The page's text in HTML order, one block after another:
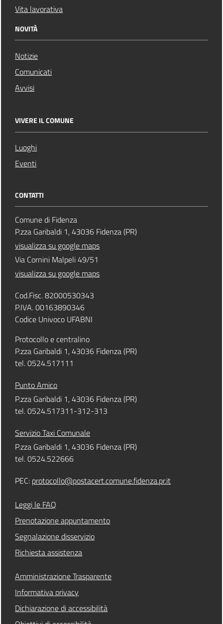
Vita lavorativa
NOVITÀ
Notizie
Comunicati
Avvisi
VIVERE IL COMUNE
Luoghi
Eventi
CONTATTI
Comune di Fidenza
P.zza Garibaldi 1, 43036 Fidenza (PR)
visualizza su google maps
Via Cornini Malpeli 49/51
visualizza su google maps
Cod.Fisc. 82000530343
P.IVA. 00163890346
Codice Univoco UFABNI
Protocollo e centralino
P.zza Garibaldi 1, 43036 Fidenza (PR)
tel. 0524.517111
Punto Amico
P.zza Garibaldi 1, 43036 Fidenza (PR)
tel. 0524.517311-312-313
Servizio Taxi Comunale
P.zza Garibaldi 1, 43036 Fidenza (PR)
tel. 0524.522666
PEC: protocollo@postacert.comune.fidenza.pr.it
Leggi le FAQ
Prenotazione appuntamento
Segnalazione disservizio
Richiesta assistenza
Amministrazione Trasparente
Informativa privacy
Dichiarazione di accessibilità